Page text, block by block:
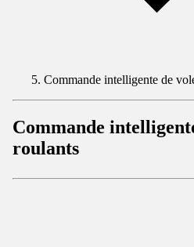
Commande intelligente de
Commande
roulants